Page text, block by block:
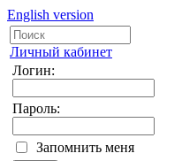
English version
Личный кабинет
Логин:
Пароль:
Запомнить меня